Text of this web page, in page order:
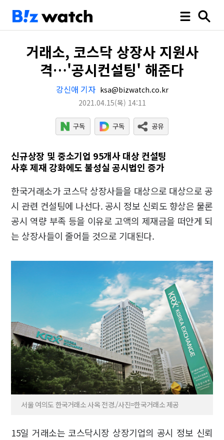
거래소, 코스닥 상장사 지원사
격…'공시컨설팅' 해준다
강신애 기자 ksa@bizwatch.co.kr
2021.04.15(목) 14:11
신규상장 및 중소기업 95개사 대상 컨설팅
사후 제재 강화에도 불성실 공시법인 증가
한국거래소가 코스닥 상장사들을 대상으로 대상으로 공
시 관련 컨설팅에 나선다. 공시 정보 신뢰도 향상은 물론
공시 역량 부족 등을 이유로 고액의 제재금을 떠안게 되
는 상장사들이 줄어들 것으로 기대된다.
서울 여의도 한국거래소 사옥 전경./사진=한국거래소 제공
15일 거래소는 코스닥시장 상장기업의 공시 정보 신뢰